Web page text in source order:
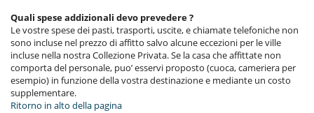
Quali spese addizionali devo prevedere ?
Le vostre spese dei pasti, trasporti, uscite, e chiamate telefoniche non
sono incluse nel prezzo di affitto salvo alcune eccezioni per le ville
incluse nella nostra Collezione Privata. Se la casa che affittate non
comporta del personale, puo’ esservi proposto (cuoca, cameriera per
esempio) in funzione della vostra destinazione e mediante un costo
supplementare.
Ritorno in alto della pagina